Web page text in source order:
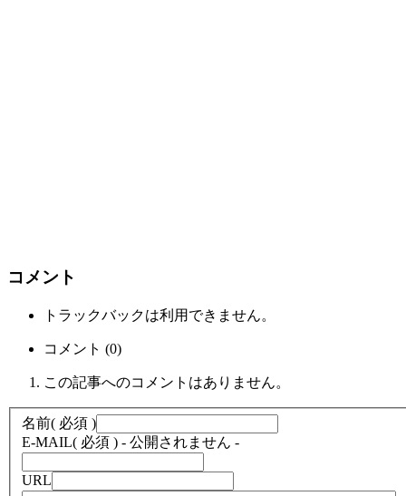
コメント
トラックバックは利用できません。
コメント (0)
この記事へのコメントはありません。
名前( 必須 )
E-MAIL( 必須 ) - 公開されません -
URL